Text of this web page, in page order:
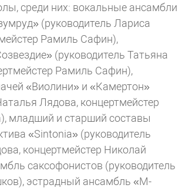
среди них: вокальные ансамбли
(руководитель Лариса
Рамиль Сафин),
(руководитель Татьяна
Рамиль Сафин),
«Виолини» и «Камертон»
Лядова, концертмейстер
младший и старший составы
«Sintonia» (руководитель
концертмейстер Николай
саксофонистов (руководитель
эстрадный ансамбль «М-